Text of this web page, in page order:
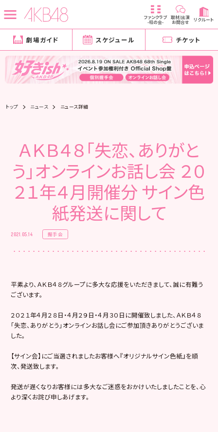
ファンクラブ
-柱の会-
取材/出演
お問合せ リクルート
劇場ガイド スケジュール チケット
トップ ニュース ニュース詳細
ＡＫＢ４８「失恋、ありがと
う」オンラインお話し会 ２０
２１年４月開催分 サイン色
紙発送に関して
2021.05.14 握手会
平素より、ＡＫＢ４８グループに多大な応援をいただきまして、誠に有難う
ございます。
２０２１年４月２８日・４月２９日・４月３０日に開催致しました、ＡＫＢ４８
「失恋、ありがとう」オンラインお話し会にご参加頂きありがとうございま
した。
【サイン会】にご当選されましたお客様へ『オリジナルサイン色紙』を順
次、発送致します。
発送が遅くなりお客様には多大なご迷惑をおかけいたしましたことを、心
より深くお詫び申しあげます。